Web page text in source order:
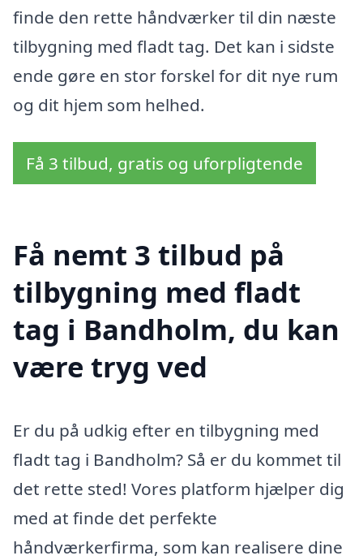
finde den rette håndværker til din næste
tilbygning med fladt tag. Det kan i sidste
ende gøre en stor forskel for dit nye rum
og dit hjem som helhed.
Få 3 tilbud, gratis og uforpligtende
Få nemt 3 tilbud på
tilbygning med fladt
tag i Bandholm, du kan
være tryg ved
Er du på udkig efter en tilbygning med
fladt tag i Bandholm? Så er du kommet til
det rette sted! Vores platform hjælper dig
med at finde det perfekte
håndværkerfirma, som kan realisere dine